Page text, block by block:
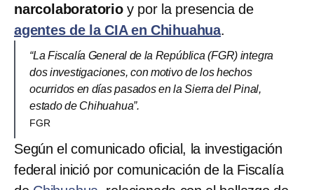
narcolaboratorioy por la presencia de
agentes de la CIA en Chihuahua.
“La Fiscalía General de la República (FGR) integra
dos investigaciones, con motivo de los hechos
ocurridos en días pasados en la Sierra del Pinal,
estado de Chihuahua”.
FGR
Según el comunicado oficial, la investigación
federal inició por comunicación de la Fiscalía